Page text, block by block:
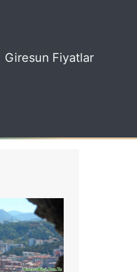
Giresun Fiyatlar